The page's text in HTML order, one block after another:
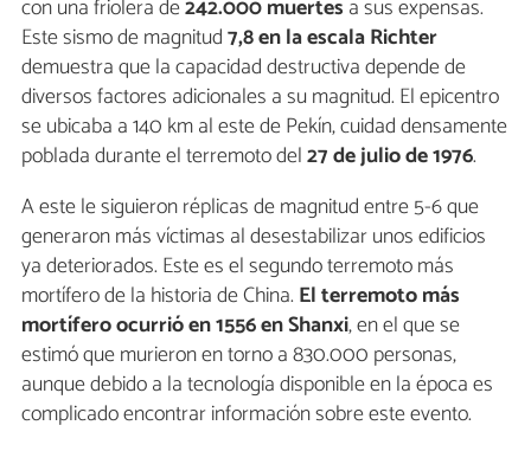
con una friolera de242.000 muertes a sus expensas.
Este sismo de magnitud7,8 en la escala Richter
demuestra que la capacidad destructiva depende de
diversos factores adicionales a su magnitud. El epicentro
se ubicaba a 140 km al este de Pekín, cuidad densamente
poblada durante el terremoto del27 de julio de 1976.
A este le siguieron réplicas de magnitud entre 5-6 que
generaron más víctimas al desestabilizar unos edificios
ya deteriorados. Este es el segundo terremoto más
mortífero de la historia de China. El terremoto más
mortífero ocurrió en 1556 en Shanxi, en el que se
estimó que murieron en torno a 830.000 personas,
aunque debido a la tecnología disponible en la época es
complicado encontrar información sobre este evento.